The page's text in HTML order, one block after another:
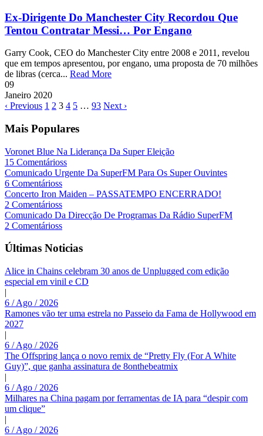
Ex-Dirigente Do Manchester City Recordou Que
Tentou Contratar Messi… Por Engano
Garry Cook, CEO do Manchester City entre 2008 e 2011, revelou
que em tempos apresentou, por engano, uma proposta de 70 milhões
de libras (cerca... Read More
09
Janeiro 2020
‹ Previous 1 2 3 4 5 … 93 Next ›
Mais Populares
Voronet Blue Na Liderança Da Super Eleição
15 Comentárioss
Comunicado Urgente Da SuperFM Para Os Super Ouvintes
6 Comentárioss
Concerto Iron Maiden – PASSATEMPO ENCERRADO!
2 Comentárioss
Comunicado Da Direcção De Programas Da Rádio SuperFM
2 Comentárioss
Últimas Noticias
Alice in Chains celebram 30 anos de Unplugged com edição
especial em vinil e CD
|
6 / Ago / 2026
Ramones vão ter uma estrela no Passeio da Fama de Hollywood em
2027
|
6 / Ago / 2026
The Offspring lança o novo remix de “Pretty Fly (For A White
Guy)”, que ganha assinatura de 8onthebeatmix
|
6 / Ago / 2026
Milhares na China pagam por ferramentas de IA para “despir com
um clique”
|
6 / Ago / 2026